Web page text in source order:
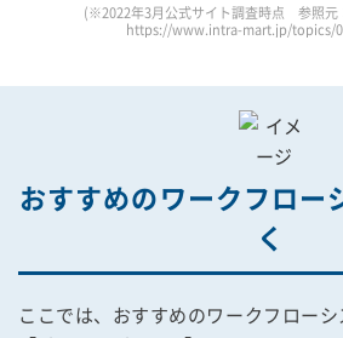
(※2022年3月公式サイト調査時点 参照
https://www.intra-mart.jp/topics/
おすすめのワークフロー
く
ここでは、おすすめのワークフローシ